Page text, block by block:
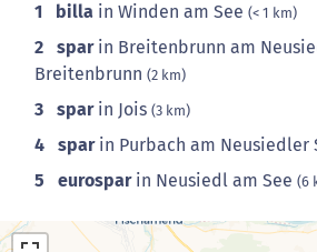
1 billa in Winden am See (< 1 km)
2 sparin Breitenbrunn am
Breitenbrunn (2 km)
3 sparin Jois (3 km)
4 sparin Purbach am Neusiedler
5 eurosparin Neusiedl am See (6